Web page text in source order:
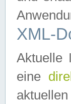
XML-
Aktuelle
eine